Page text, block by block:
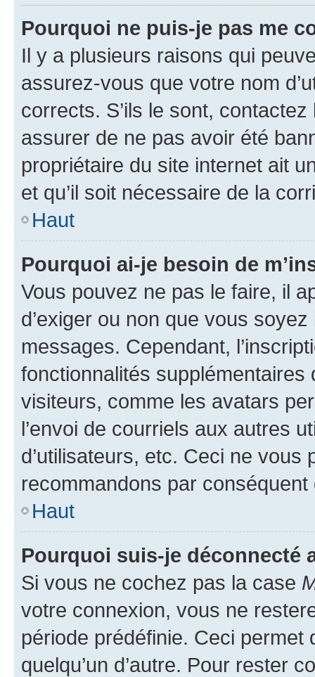
Pourquoi ne puis-je pas me
Il y a plusieurs raisons qui
assurez-vous que votre nom
corrects. S’ils le sont,
assurer de ne pas avoir été
propriétaire du site internet ait
et qu’il soit nécessaire de la
Haut
Pourquoi ai-je besoin de
Vous pouvez ne pas le faire, il
d’exiger ou non que vous
messages. Cependant,
fonctionnalités
visiteurs, comme les avatars
l’envoi de courriels aux autres
d’utilisateurs, etc. Ceci ne vous
recommandons par conséquent
Haut
Pourquoi suis-je déconnecté
Si vous ne cochez pas la case
votre connexion, vous ne
période prédéfinie. Ceci permet
quelqu’un d’autre. Pour rester